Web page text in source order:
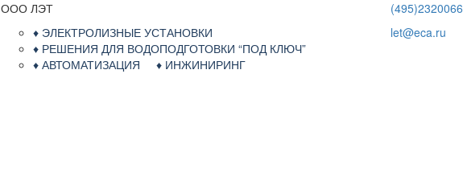
ООО ЛЭТ
♦ ЭЛЕКТРОЛИЗНЫЕ УСТАНОВКИ
♦ РЕШЕНИЯ ДЛЯ ВОДОПОДГОТОВКИ “ПОД КЛЮЧ”
♦ АВТОМАТИЗАЦИЯ ♦ ИНЖИНИРИНГ
(495)2320066
let@eca.ru